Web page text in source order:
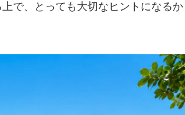
で、とっても大切なヒントになる